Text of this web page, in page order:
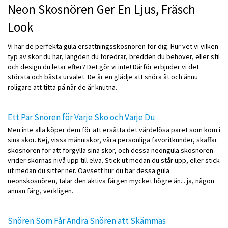
Neon Skosnören Ger En Ljus, Fräsch
Look
Vi har de perfekta gula ersättningsskosnören för dig. Hur vet vi vilken
typ av skor du har, längden du föredrar, bredden du behöver, eller stil
och design du letar efter? Det gör vi inte! Därför erbjuder vi det
största och bästa urvalet. De är en glädje att snöra åt och ännu
roligare att titta på när de är knutna.
Ett Par Snören för Varje Sko och Varje Du
Men inte alla köper dem för att ersätta det värdelösa paret som kom i
sina skor. Nej, vissa människor, våra personliga favoritkunder, skaffar
skosnören för att förgylla sina skor, och dessa neongula skosnören
vrider skornas nivå upp till elva. Stick ut medan du står upp, eller stick
ut medan du sitter ner. Oavsett hur du bär dessa gula
neonskosnören, talar den aktiva färgen mycket högre än... ja, någon
annan färg, verkligen.
Snören Som Får Andra Snören att Skämmas